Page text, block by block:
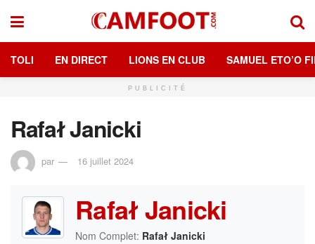
TOLI EN DIRECT LIONS EN CLUB SAMUEL ETO’O
PUBLICITÉ
Rafał Janicki
par 16 juillet 2024
Rafał Janicki
Nom Complet: Rafał Janicki